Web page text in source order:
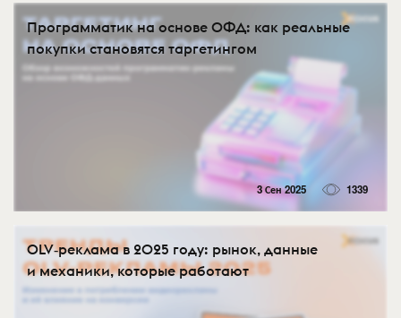
Программатик на основе ОФД: как реальные
покупки становятся таргетингом
3 Сен 2025 1339
OLV‑реклама в 2025 году: рынок, данные
и механики, которые работают